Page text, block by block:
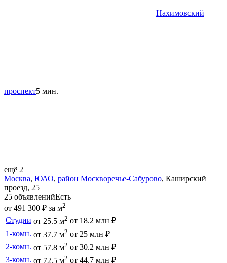
Нахимовский
проспект5 мин.
ещё 2
Москва, ЮАО, район Москворечье-Сабурово, Каширский
проезд, 25
25 объявленийЕсть
от 491 300 ₽ за м2
Студии от 25.5 м2 от 18.2 млн ₽
1-комн. от 37.7 м2 от 25 млн ₽
2-комн. от 57.8 м2 от 30.2 млн ₽
3-комн. от 72.5 м2 от 44.7 млн ₽